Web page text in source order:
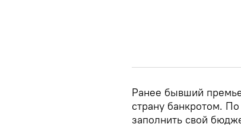
Ранее бывший
страну банкротом.
заполнить свой